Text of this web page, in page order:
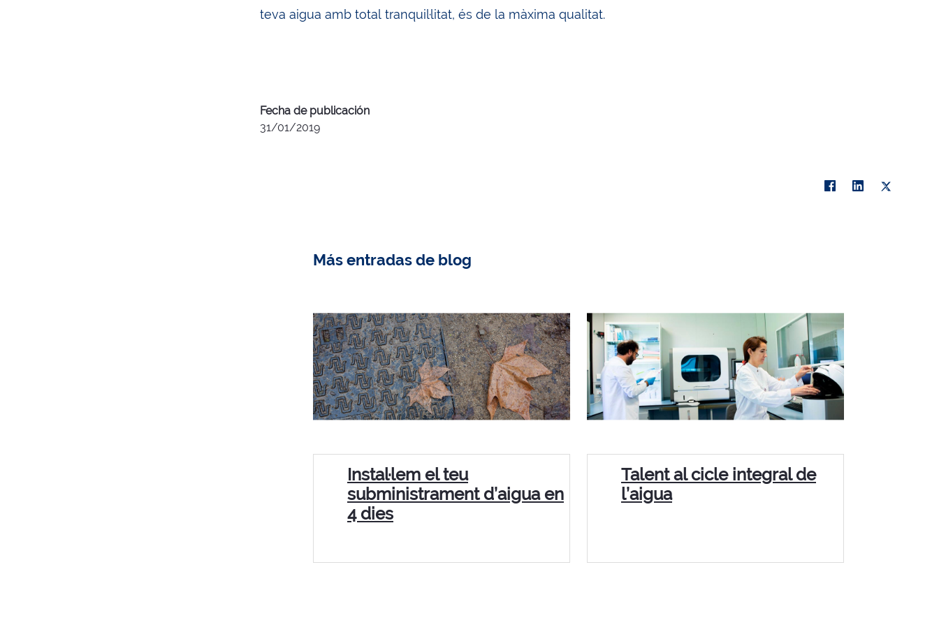
teva aigua amb total tranquil·litat, és de la màxima qualitat.
Fecha de publicación
31/01/2019
Más entradas de blog
Instal·lem el teu
subministrament d’aigua en
4 dies
Talent al cicle integral de
l’aigua